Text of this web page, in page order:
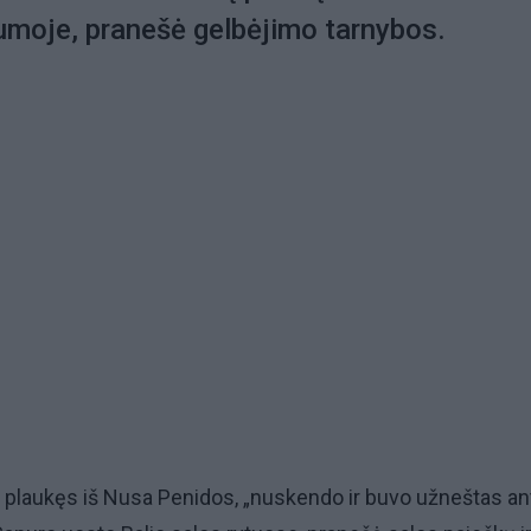
pranešė gelbėjimo tarnybos.
iš Nusa Penidos, „nuskendo ir buvo užneštas